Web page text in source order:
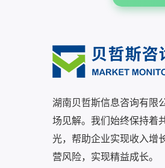
湖南贝哲斯信息咨询有限
场见解。我们始终保持着
光，帮助企业实现收入增
营风险，实现精益成长。